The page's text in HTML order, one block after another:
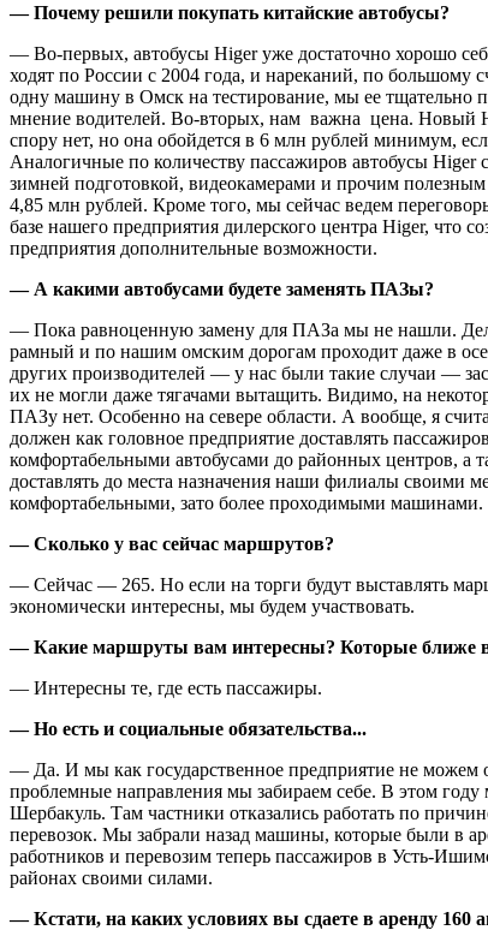
— Почему решили покупать китайские автобусы?
— Во-первых, автобусы Higer уже достаточно хорошо
ходят по России с 2004 года, и нареканий, по большому
одну машину в Омск на тестирование, мы ее тщательно
мнение водителей. Во-вторых, нам важна цена.
спору нет, но она обойдется в 6 млн рублей минимум,
Аналогичные по количеству пассажиров автобусы Higer
зимней подготовкой, видеокамерами и прочим
4,85 млн рублей. Кроме того, мы сейчас ведем
базе нашего предприятия дилерского центра Higer, что
предприятия дополнительные возможности.
— А какими автобусами будете заменять ПАЗы?
— Пока равноценную замену для ПАЗа мы не нашли.
рамный и по нашим омским дорогам проходит даже в
других производителей — у нас были такие случаи —
их не могли даже тягачами вытащить. Видимо, на
ПАЗу нет. Особенно на севере области. А вообще, я
должен как головное предприятие доставлять
комфортабельными автобусами до районных центров, а
доставлять до места назначения наши филиалы своими
комфортабельными, зато более проходимыми машинами.
— Сколько у вас сейчас маршрутов?
— Сейчас — 265. Но если на торги будут выставлять
экономически интересны, мы будем участвовать.
— Какие маршруты вам интересны? Которые ближе
— Интересны те, где есть пассажиры.
— Но есть и социальные обязательства...
— Да. И мы как государственное предприятие не можем
проблемные направления мы забираем себе. В этом
Шербакуль. Там частники отказались работать по
перевозок. Мы забрали назад машины, которые были в
работников и перевозим теперь пассажиров в Усть-
районах своими силами.
— Кстати, на каких условиях вы сдаете в аренду 160